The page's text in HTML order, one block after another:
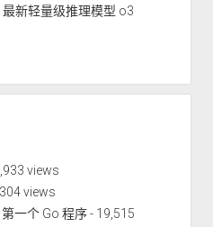
新轻量级推理模型 o3
views
views
一个 Go 程序- 19,515